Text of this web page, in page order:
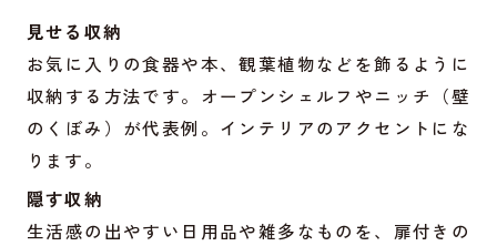
見せる収納
お気に入りの食器や本、観葉植物などを飾るように
収納する方法です。オープンシェルフやニッチ（壁
のくぼみ）が代表例。インテリアのアクセントにな
ります。
隠す収納
生活感の出やすい日用品や雑多なものを、扉付きの